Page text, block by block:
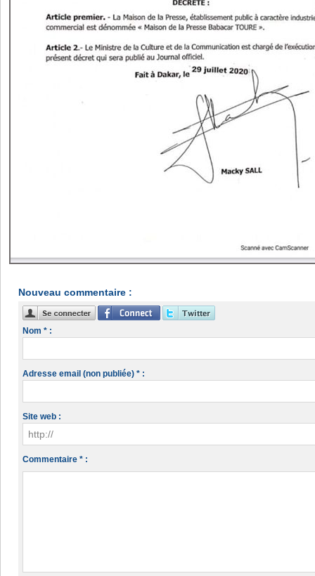
Nouveau commentaire :
Nom * :
Adresse email (non publiée) * :
Site web :
Commentaire * :